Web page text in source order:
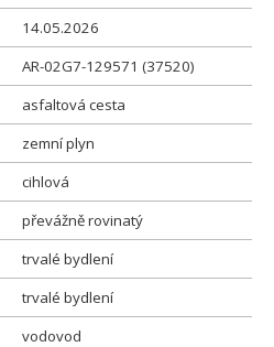
14.05.2026
AR-02G7-129571 (37520)
asfaltová cesta
zemní plyn
cihlová
převážně rovinatý
trvalé bydlení
trvalé bydlení
vodovod